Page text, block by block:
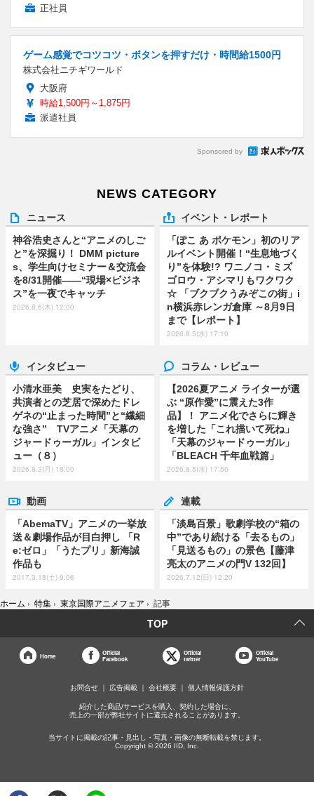
正社員
ゲーム感覚でコツコツ・ボタンを押すだけ・時間給1500円
株式会社ニチギワールド
大阪府
時給1,500円～1,875円
派遣社員
Sponsored by
NEWS CATEGORY
ニュース
神谷浩史さんと“アニメのしご
と”を深掘り！ DMM picture
s、学生向けセミナー＆交流会
を8/31開催――“現場×ビジネ
ス”を一夜でキャッチ
2026.8.6(木) 12:00
イベント・レポート
「ぽこ あ ポケモン」初のリア
ルイベント開催！“生息地づく
り”を体験!? ワニノコ・ミズ
ゴロウ・アシマリもワクワク
☆ 「ブクブクうみぞこの街」i
n横浜赤レンガ倉庫 ～8月9日
まで【レポート】
2026.8.5(水) 17:10
インタビュー
小清水亜美 史実をたどり、
共演者との芝居で深めたドレ
ゲネの“止まった時間”と“繊細
な強さ” TVアニメ「天幕の
ジャードゥーガル」インタビ
ュー（８）
2026.8.3(月) 18:00
コラム・レビュー
【2026夏アニメ ライターが選
ぶ “原作愛”に震えた3作
品】！ アニメ化でさらに輝き
を増した「これ描いて死ね」
「天幕のジャードゥーガル」
「BLEACH 千年血戦篇」
2026.8.5(水) 17:50
動画
「AbemaTV」アニメの一挙放
送＆劇場作品が目白押し 「R
e:ゼロ」「うたプリ」新海誠
作品も
2017.3.18(土) 9:06
連載
「淡島百景」歌劇学校の“箱の
中”であり続ける「去るもの」
「見送るもの」の景色【藤津
亮太のアニメの門V 132回】
2026.7.12(日) 12:20
ホーム › 特集 › 東京国際アニメフェア › 記事
TOP
Home
Official
Facebook
Official
twitter
Official
YouTube
お問合せ 広告掲載 会社概要 個人情報保護方針
紹介した商品/サービスを購入、契約した場合に、
売上の一部が弊社サイトに還元されることがあります。
当サイトに掲載の記事・見出し・写真・画像の無断転載を禁じます。
Copyright © 2026 IID, Inc.